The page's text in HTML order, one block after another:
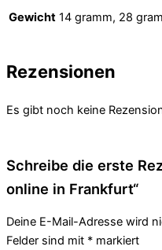
Gewicht 14 gramm, 28
Rezensionen
Es gibt noch keine
Schreibe die erste
online in Frankfurt“
Deine E-Mail-Adresse wird
Felder sind mit * markiert